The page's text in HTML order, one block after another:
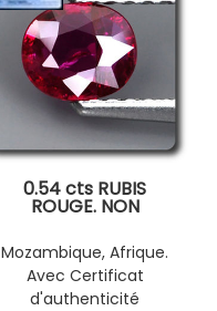
0.54 cts RUBIS
ROUGE. NON
Mozambique, Afrique.
Avec Certificat
d'authenticité